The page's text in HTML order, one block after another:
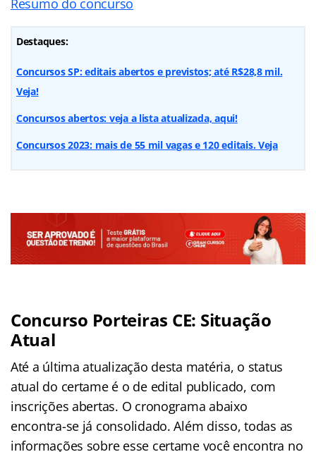
Resumo do concurso
Destaques:
Concursos SP: editais abertos e previstos; até R$28,8 mil.
Veja!
Concursos abertos: veja a lista atualizada, aqui!
Concursos 2023: mais de 55 mil vagas e 120 editais. Veja
Concurso Porteiras CE: Situação
Atual
Até a última atualização desta matéria, o status
atual do certame é o de edital publicado, com
inscrições abertas. O cronograma abaixo
encontra-se já consolidado. Além disso, todas as
informações sobre esse certame você encontra no